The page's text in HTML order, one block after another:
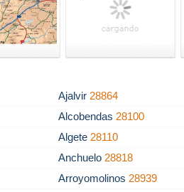
Ajalvir 28864
Alcobendas 28100
Algete 28110
Anchuelo 28818
Arroyomolinos 28939